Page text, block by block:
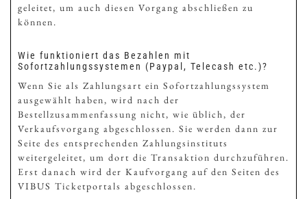
geleitet, um auch diesen Vorgang abschließen zu
können.
Wie funktioniert das Bezahlen mit
Sofortzahlungssystemen (Paypal, Telecash etc.)?
Wenn Sie als Zahlungsart ein Sofortzahlungssystem
ausgewählt haben, wird nach der
Bestellzusammenfassung nicht, wie üblich, der
Verkaufsvorgang abgeschlossen. Sie werden dann zur
Seite des entsprechenden Zahlungsinstituts
weitergeleitet, um dort die Transaktion durchzuführen.
Erst danach wird der Kaufvorgang auf den Seiten des
VIBUS Ticketportals abgeschlossen.